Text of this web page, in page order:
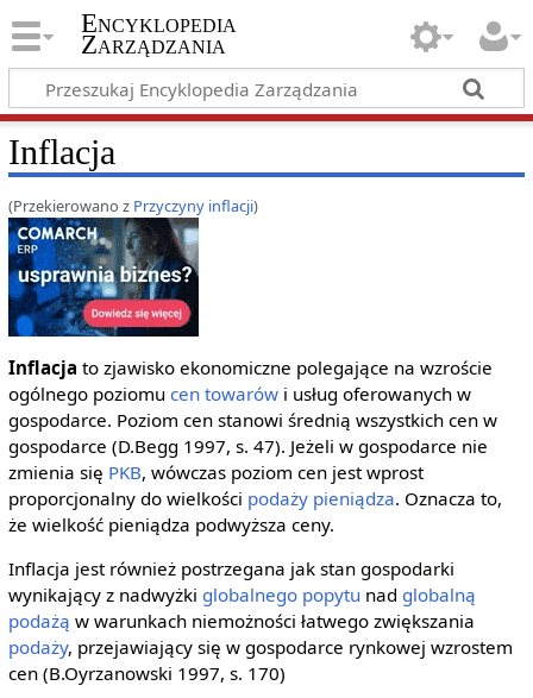
Encyklopedia
Zarządzania
Inflacja
(Przekierowano z Przyczyny inflacji)
Inflacja to zjawisko ekonomiczne polegające na wzroście
ogólnego poziomu cen towarówi usług oferowanych w
gospodarce. Poziom cen stanowi średnią wszystkich cen w
gospodarce (D.Begg 1997, s. 47). Jeżeli w gospodarce nie
zmienia się PKB, wówczas poziom cen jest wprost
proporcjonalny do wielkości podaży pieniądza. Oznacza to,
że wielkość pieniądza podwyższa ceny.
Inflacja jest również postrzegana jak stan gospodarki
wynikający z nadwyżki globalnego popytu nad globalną
podażą w warunkach niemożności łatwego zwiększania
podaży, przejawiający się w gospodarce rynkowej wzrostem
cen (B.Oyrzanowski 1997, s. 170)